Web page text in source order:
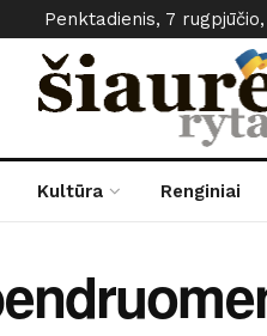
Penktadienis, 7 rugpjūčio,
Kultūra Renginiai